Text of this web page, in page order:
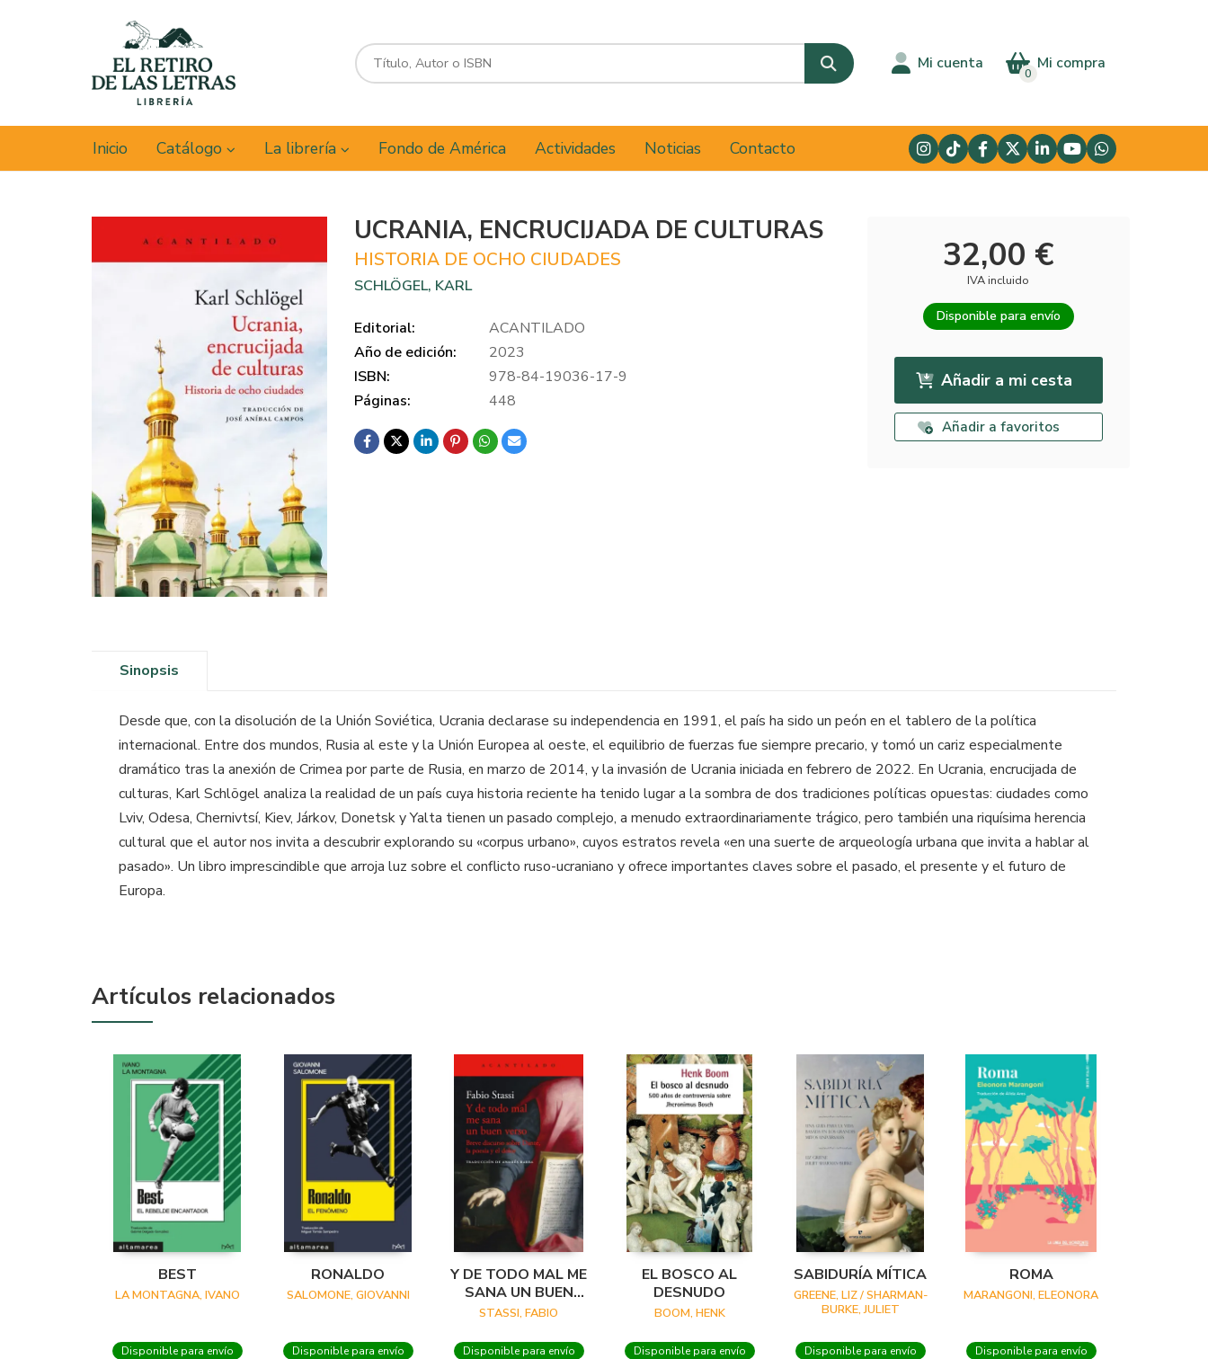
Mi cuenta Mi compra
0
Inicio Catálogo La librería Fondo de América Actividades Noticias Contacto
UCRANIA, ENCRUCIJADA DE CULTURAS
HISTORIA DE OCHO CIUDADES
SCHLÖGEL, KARL
Editorial:
ACANTILADO
Año de edición:
2023
ISBN:
978-84-19036-17-9
Páginas:
448
32,00 €
IVA incluido
Disponible para envío
Añadir a mi cesta
Añadir a favoritos
Sinopsis
Desde que, con la disolución de la Unión Soviética, Ucrania declarase su independencia en 1991, el país ha sido un peón en el tablero de la política
internacional. Entre dos mundos, Rusia al este y la Unión Europea al oeste, el equilibrio de fuerzas fue siempre precario, y tomó un cariz especialmente
dramático tras la anexión de Crimea por parte de Rusia, en marzo de 2014, y la invasión de Ucrania iniciada en febrero de 2022. En Ucrania, encrucijada de
culturas, Karl Schlögel analiza la realidad de un país cuya historia reciente ha tenido lugar a la sombra de dos tradiciones políticas opuestas: ciudades como
Lviv, Odesa, Chernivtsí, Kiev, Járkov, Donetsk y Yalta tienen un pasado complejo, a menudo extraordinariamente trágico, pero también una riquísima herencia
cultural que el autor nos invita a descubrir explorando su «corpus urbano», cuyos estratos revela «en una suerte de arqueología urbana que invita a hablar al
pasado». Un libro imprescindible que arroja luz sobre el conflicto ruso-ucraniano y ofrece importantes claves sobre el pasado, el presente y el futuro de
Europa.
Artículos relacionados
BEST
LA MONTAGNA, IVANO
Disponible para envío
RONALDO
SALOMONE, GIOVANNI
Disponible para envío
Y DE TODO MAL ME
SANA UN BUEN
VERSO
STASSI, FABIO
Disponible para envío
EL BOSCO AL
DESNUDO
BOOM, HENK
Disponible para envío
SABIDURÍA MÍTICA
GREENE, LIZ / SHARMAN-
BURKE, JULIET
Disponible para envío
ROMA
MARANGONI, ELEONORA
Disponible para envío